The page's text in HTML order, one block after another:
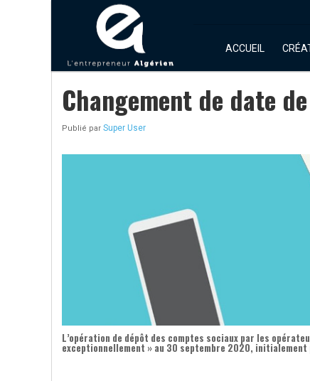
ACCUEIL
Changement de date
Publié par Super User
L’opération de dépôt des comptes sociaux par les
exceptionnellement » au 30 septembre 2020, initialement